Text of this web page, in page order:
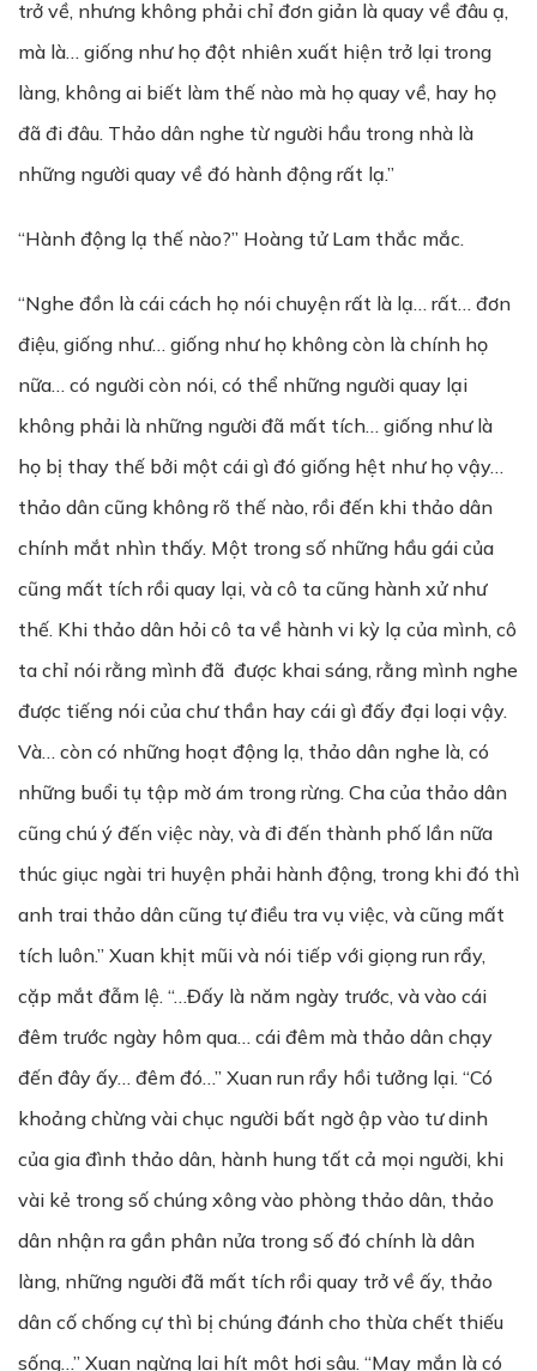
trở về, nhưng không phải chỉ đơn giản là quay về đâu ạ,
mà là… giống như họ đột nhiên xuất hiện trở lại trong
làng, không ai biết làm thế nào mà họ quay về, hay họ
đã đi đâu. Thảo dân nghe từ người hầu trong nhà là
những người quay về đó hành động rất lạ.”
“Hành động lạ thế nào?” Hoàng tử Lam thắc mắc.
“Nghe đồn là cái cách họ nói chuyện rất là lạ… rất… đơn
điệu, giống như… giống như họ không còn là chính họ
nữa… có người còn nói, có thể những người quay lại
không phải là những người đã mất tích… giống như là
họ bị thay thế bởi một cái gì đó giống hệt như họ vậy…
thảo dân cũng không rõ thế nào, rồi đến khi thảo dân
chính mắt nhìn thấy. Một trong số những hầu gái của
cũng mất tích rồi quay lại, và cô ta cũng hành xử như
thế. Khi thảo dân hỏi cô ta về hành vi kỳ lạ của mình, cô
ta chỉ nói rằng mình đã được khai sáng, rằng mình nghe
được tiếng nói của chư thần hay cái gì đấy đại loại vậy.
Và… còn có những hoạt động lạ, thảo dân nghe là, có
những buổi tụ tập mờ ám trong rừng. Cha của thảo dân
cũng chú ý đến việc này, và đi đến thành phố lần nữa
thúc giục ngài tri huyện phải hành động, trong khi đó thì
anh trai thảo dân cũng tự điều tra vụ việc, và cũng mất
tích luôn.” Xuan khịt mũi và nói tiếp với giọng run rẩy,
cặp mắt đẫm lệ. “…Đấy là năm ngày trước, và vào cái
đêm trước ngày hôm qua… cái đêm mà thảo dân chạy
đến đây ấy… đêm đó…” Xuan run rẩy hồi tưởng lại. “Có
khoảng chừng vài chục người bất ngờ ập vào tư dinh
của gia đình thảo dân, hành hung tất cả mọi người, khi
vài kẻ trong số chúng xông vào phòng thảo dân, thảo
dân nhận ra gần phân nửa trong số đó chính là dân
làng, những người đã mất tích rồi quay trở về ấy, thảo
dân cố chống cự thì bị chúng đánh cho thừa chết thiếu
sống…” Xuan ngừng lại hít một hơi sâu. “May mắn là có